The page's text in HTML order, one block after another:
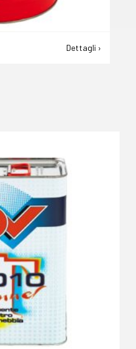
Dettagli ›